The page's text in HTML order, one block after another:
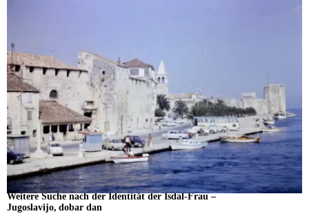
Weitere Suche nach der Identität der Isdal-Frau –
Jugoslavijo, dobar dan